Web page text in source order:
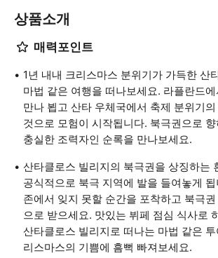
상품소개
매력포인트
1년 내내 크리스마스 분위기가 가득한 산
마법 같은 여행을 떠나보세요. 라플란드
만나 뵙고 산타 우체국에서 축제 분위기
것으로 모험이 시작됩니다. 북극권으로
충실한 조력자인 순록을 만나보세요.
산타클로스 빌리지의 북극권을 상징하는
공식적으로 북극 지역에 발을 들여놓게
존에서 잊지 못할 순간을 포착하고 북극
으로 받으세요. 맛있는 뷔페 점심 식사로
산타클로스 빌리지로 떠나는 마법 같은
리스마스의 기쁨에 흠뻑 빠져보세요.